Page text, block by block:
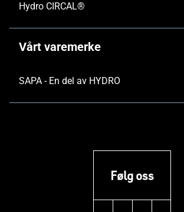
Hydro CIRCAL®
Vårt varemerke
SAPA - En del av HYDRO
Følg oss